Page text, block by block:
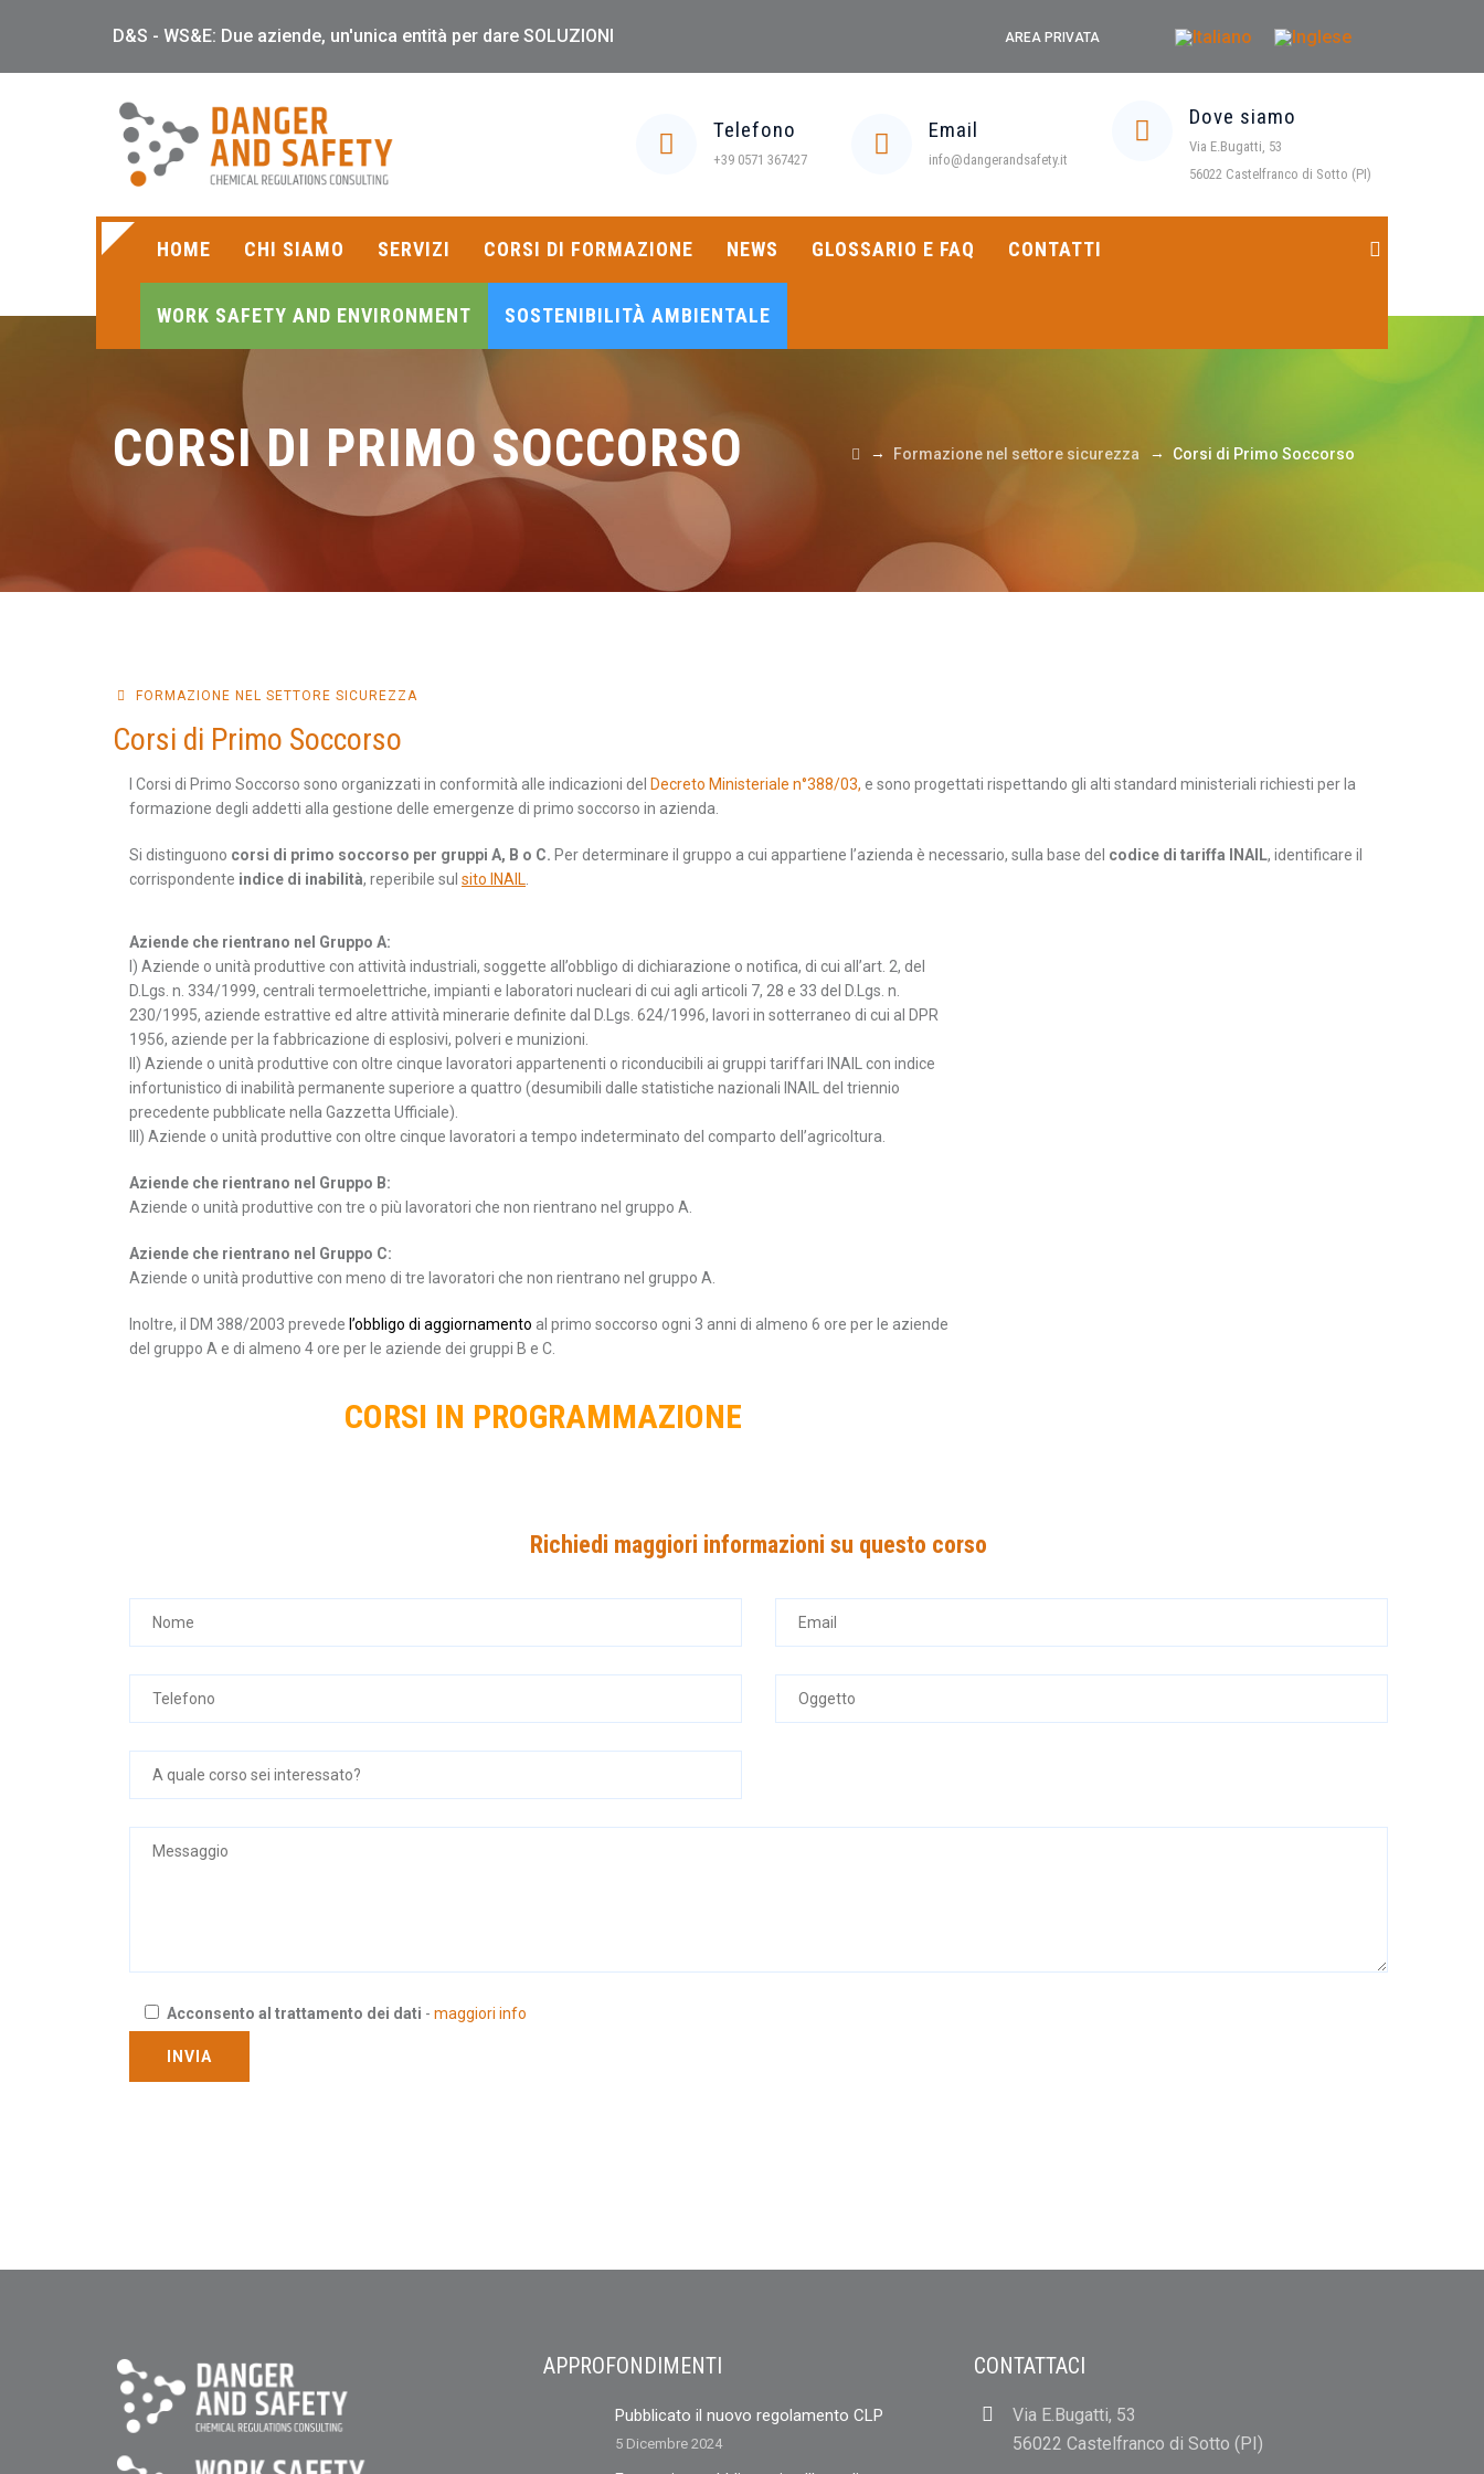
D&S - WS&E: Due aziende, un'unica entità per dare SOLUZIONI AREA PRIVATA
Telefono
+39 0571 367427
Email
info@dangerandsafety.it
Dove siamo
Via E.Bugatti, 53
56022 Castelfranco di Sotto (PI)
HOME CHI SIAMO SERVIZI CORSI DI FORMAZIONE NEWS GLOSSARIO E FAQ CONTATTI
WORK SAFETY AND ENVIRONMENT SOSTENIBILITÀ AMBIENTALE
CORSI DI PRIMO SOCCORSO → Formazione nel settore sicurezza → Corsi di Primo Soccorso
FORMAZIONE NEL SETTORE SICUREZZA
Corsi di Primo Soccorso
I Corsi di Primo Soccorso sono organizzati in conformità alle indicazioni del Decreto Ministeriale n°388/03, e sono progettati rispettando gli alti standard ministeriali richiesti per la
formazione degli addetti alla gestione delle emergenze di primo soccorso in azienda.
Si distinguono corsi di primo soccorso per gruppi A, B o C. Per determinare il gruppo a cui appartiene l’azienda è necessario, sulla base del codice di tariffa INAIL, identificare il
corrispondente indice di inabilità, reperibile sul sito INAIL
Aziende che rientrano nel Gruppo A:
I) Aziende o unità produttive con attività industriali, soggette all’obbligo di dichiarazione o notifica, di cui all’art. 2, del
D.Lgs. n. 334/1999, centrali termoelettriche, impianti e laboratori nucleari di cui agli articoli 7, 28 e 33 del D.Lgs. n.
230/1995, aziende estrattive ed altre attività minerarie definite dal D.Lgs. 624/1996, lavori in sotterraneo di cui al DPR
1956, aziende per la fabbricazione di esplosivi, polveri e munizioni.
II) Aziende o unità produttive con oltre cinque lavoratori appartenenti o riconducibili ai gruppi tariffari INAIL con indice
infortunistico di inabilità permanente superiore a quattro (desumibili dalle statistiche nazionali INAIL del triennio
precedente pubblicate nella Gazzetta Ufficiale).
III) Aziende o unità produttive con oltre cinque lavoratori a tempo indeterminato del comparto dell’agricoltura.
Aziende che rientrano nel Gruppo B:
Aziende o unità produttive con tre o più lavoratori che non rientrano nel gruppo A.
Aziende che rientrano nel Gruppo C:
Aziende o unità produttive con meno di tre lavoratori che non rientrano nel gruppo A.
Inoltre, il DM 388/2003 prevede l’obbligo di aggiornamento al primo soccorso ogni 3 anni di almeno 6 ore per le aziende
del gruppo A e di almeno 4 ore per le aziende dei gruppi B e C.
CORSI IN PROGRAMMAZIONE
Richiedi maggiori informazioni su questo corso
Acconsento al trattamento dei dati -maggiori info
APPROFONDIMENTI
Pubblicato il nuovo regolamento CLP
5 Dicembre 2024
CONTATTACI
Via E.Bugatti, 53
56022 Castelfranco di Sotto (PI)